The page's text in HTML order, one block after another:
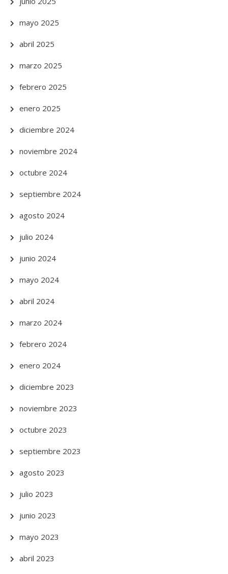
mayo 2025
abril 2025
marzo 2025
febrero 2025
enero 2025
diciembre 2024
noviembre 2024
octubre 2024
septiembre 2024
agosto 2024
julio 2024
junio 2024
mayo 2024
abril 2024
marzo 2024
febrero 2024
enero 2024
diciembre 2023
noviembre 2023
octubre 2023
septiembre 2023
agosto 2023
julio 2023
junio 2023
mayo 2023
abril 2023